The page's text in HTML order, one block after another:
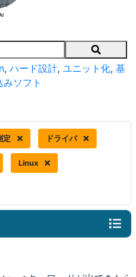
Search
, ハード設計, ユニット化, 基
みソフト
定 ドライバ
Linux